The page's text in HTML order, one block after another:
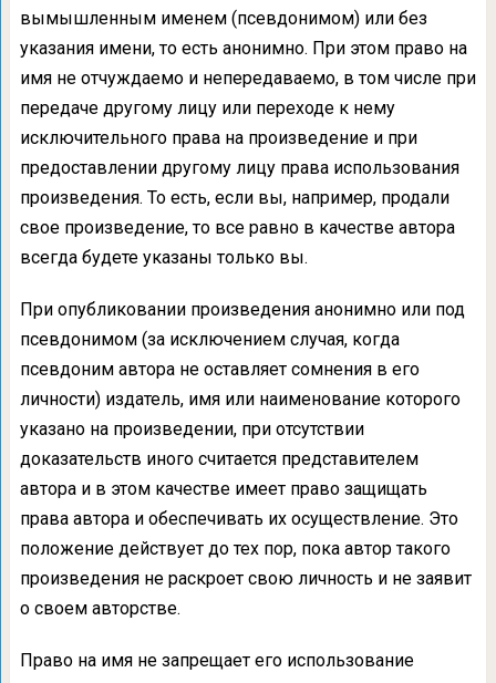
вымышленным именем (псевдонимом) или без
указания имени, то есть анонимно. При этом право на
имя не отчуждаемо и непередаваемо, в том числе при
передаче другому лицу или переходе к нему
исключительного права на произведение и при
предоставлении другому лицу права использования
произведения. То есть, если вы, например, продали
свое произведение, то все равно в качестве автора
всегда будете указаны только вы.
При опубликовании произведения анонимно или под
псевдонимом (за исключением случая, когда
псевдоним автора не оставляет сомнения в его
личности) издатель, имя или наименование которого
указано на произведении, при отсутствии
доказательств иного считается представителем
автора и в этом качестве имеет право защищать
права автора и обеспечивать их осуществление. Это
положение действует до тех пор, пока автор такого
произведения не раскроет свою личность и не заявит
о своем авторстве.
Право на имя не запрещает его использование